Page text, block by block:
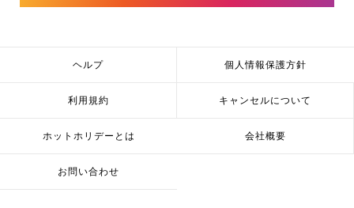
ヘルプ 個人情報保護方針
利用規約 キャンセルについて
ホットホリデーとは 会社概要
お問い合わせ